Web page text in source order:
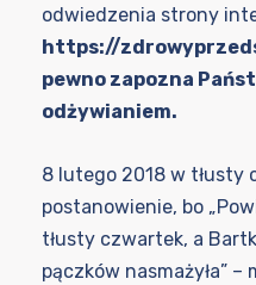
odwiedzenia strony
https://
pewno zapozna
odżywianiem.
8 lutego 2018 w tłusty
postanowienie, bo
tłusty czwartek, a
pączków nasmażyła” –